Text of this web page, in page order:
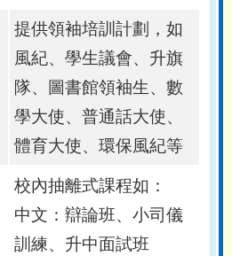
提供領袖培訓計劃，如
風紀、學生議會、升旗
隊、圖書館領袖生、數
學大使、普通話大使、
體育大使、環保風紀等
校內抽離式課程如：
中文：辯論班、小司儀
訓練、升中面試班